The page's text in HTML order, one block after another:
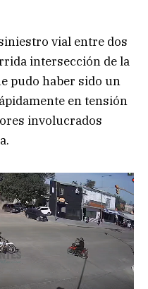
vial entre dos
intersección de la
pudo haber sido un
en tensión
involucrados